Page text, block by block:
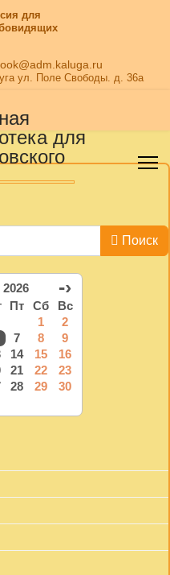
для
ул. Поле Свободы. д. 36а
Поиск
2026 -›
Пт Сб
Вс
1
2
7 8
9
14 15
16
21 22
23
28 29
30